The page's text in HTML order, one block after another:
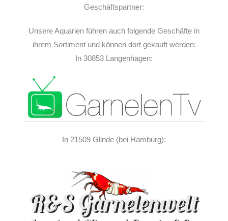
Geschäftspartner:
Unsere Aquarien führen auch folgende Geschäfte in
ihrem Sortiment und können dort gekauft werden:
In 30853 Langenhagen:
In 21509 Glinde (bei Hamburg):